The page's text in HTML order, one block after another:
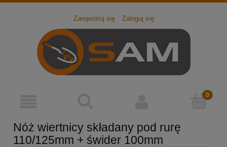
Zarejestruj się Zaloguj się
Nóż wiertnicy składany pod rurę
110/125mm + świder 100mm